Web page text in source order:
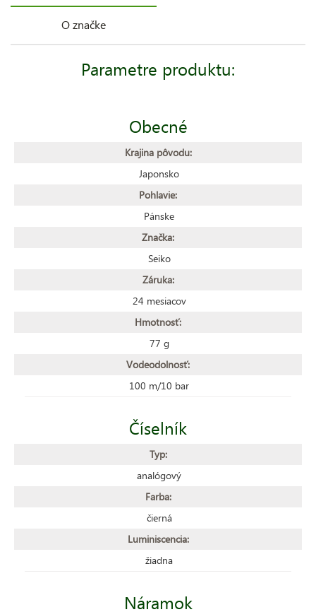
O značke
Parametre produktu:
Obecné
Krajina pôvodu:
Japonsko
Pohlavie:
Pánske
Značka:
Seiko
Záruka:
24 mesiacov
Hmotnosť:
77 g
Vodeodolnosť:
100 m/10 bar
Číselník
Typ:
analógový
Farba:
čierná
Luminiscencia:
žiadna
Náramok